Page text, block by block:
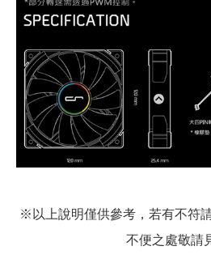
※以上說明僅供參考，若有不符
不便之處敬請